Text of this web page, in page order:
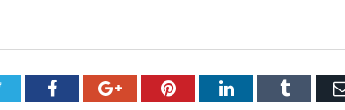
TwitterFacebookGoogle+PinterestLinkedInTumblr